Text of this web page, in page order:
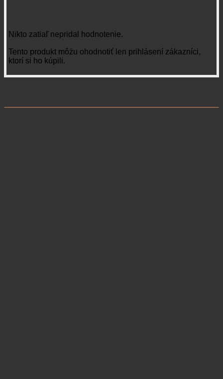
Nikto zatiaľ nepridal hodnotenie.
Tento produkt môžu ohodnotiť len prihlásení zákazníci,
ktorí si ho kúpili.